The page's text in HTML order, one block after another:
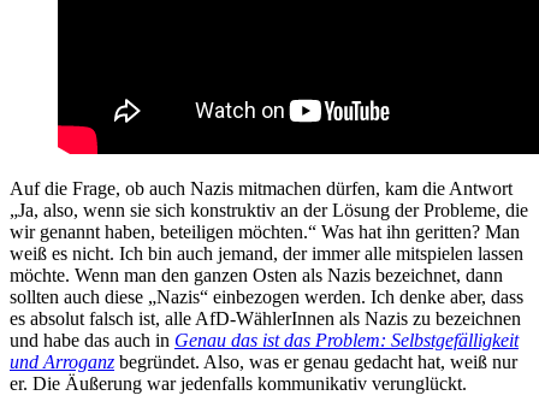
Auf die Frage, ob auch Nazis mitmachen dürfen, kam die Antwort
„Ja, also, wenn sie sich konstruktiv an der Lösung der Probleme, die
wir genannt haben, beteiligen möchten.“ Was hat ihn geritten? Man
weiß es nicht. Ich bin auch jemand, der immer alle mitspielen lassen
möchte. Wenn man den ganzen Osten als Nazis bezeichnet, dann
sollten auch diese „Nazis“ einbezogen werden. Ich denke aber, dass
es absolut falsch ist, alle AfD-WählerInnen als Nazis zu bezeichnen
und habe das auch in Genau das ist das Problem: Selbstgefälligkeit
und Arroganz begründet. Also, was er genau gedacht hat, weiß nur
er. Die Äußerung war jedenfalls kommunikativ verunglückt.